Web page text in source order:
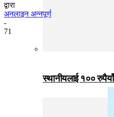
स्थानीयलाई १००
द्वारा
अनलाइन अन्नपूर्ण
-
71